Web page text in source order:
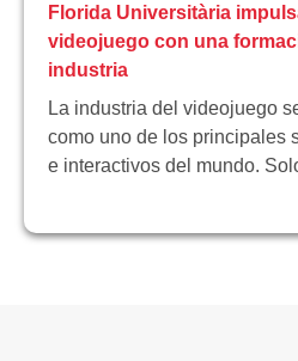
Florida Universitària
videojuego con una
industria
La industria del videojuego
como uno de los principales
e interactivos del mundo.